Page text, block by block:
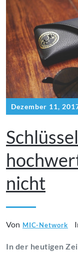
Dezember 11,
nicht
Von MIC-Network
In der heutigen